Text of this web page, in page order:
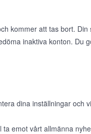
kommer att tas bort. Din
inaktiva konton. Du
dina inställningar och
emot vårt allmänna